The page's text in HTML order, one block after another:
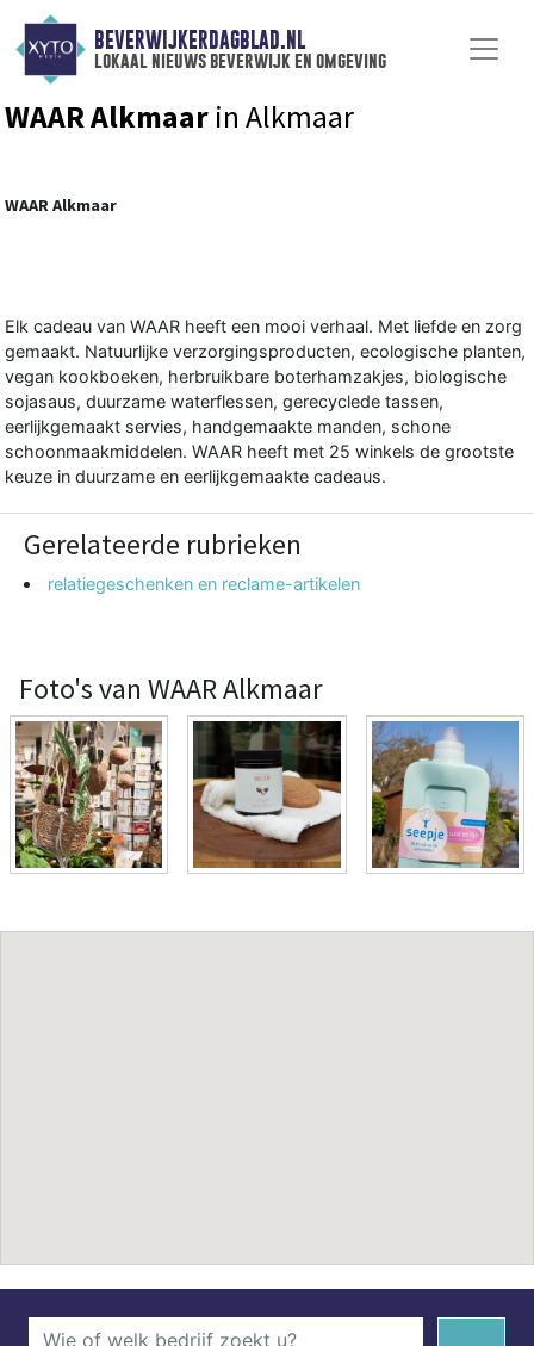
BEVERWIJKERDAGBLAD.NL
lokaal nieuws beverwijk en omgeving
WAAR Alkmaar in Alkmaar
WAAR Alkmaar
Elk cadeau van WAAR heeft een mooi verhaal. Met liefde en zorg
gemaakt. Natuurlijke verzorgingsproducten, ecologische planten,
vegan kookboeken, herbruikbare boterhamzakjes, biologische
sojasaus, duurzame waterflessen, gerecyclede tassen,
eerlijkgemaakt servies, handgemaakte manden, schone
schoonmaakmiddelen. WAAR heeft met 25 winkels de grootste
keuze in duurzame en eerlijkgemaakte cadeaus.
Gerelateerde rubrieken
relatiegeschenken en reclame-artikelen
Foto's van WAAR Alkmaar